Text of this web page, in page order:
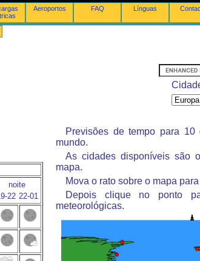
Aeroportos FAQ Línguas
noite
22 22-01
Previsões de tempo para
mundo.
As cidades disponíveis são
mapa.
Mova o rato sobre o mapa
Depois clique no ponto
meteorológicas.